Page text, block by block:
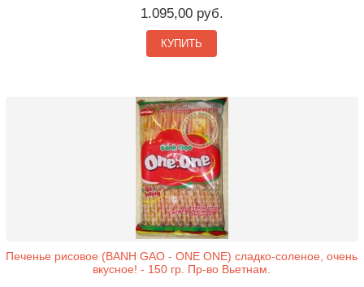
1.095,00 руб.
КУПИТЬ
Печенье рисовое (BANH GAO - ONE ONE) сладко-соленое, очень
вкусное! - 150 гр. Пр-во Вьетнам.